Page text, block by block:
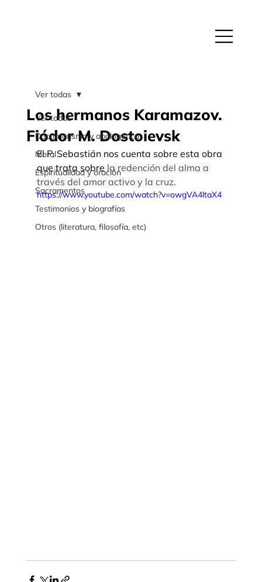
Ver todas
Doctrinarismo y apologética
Moral
Espiritualidad y oración
Sacramentos
Testimonios y biografías
Otros (literatura, filosofía, etc)
Ver todas
Los hermanos Karamazov.
Fiódor M. Dostoievsk
El P. Sebastián nos cuenta sobre esta obra
que trata sobre la redención del alma a
través del amor activo y la cruz.
https://www.youtube.com/watch?v=owgVA4ltaX4